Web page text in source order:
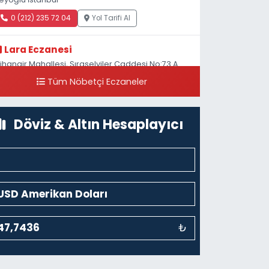
0 (212) 235 72 04 Yol Tarifi Al
Lara Eczanesi
Mahallesi, Sıraselviler Caddesi No:73 A
Tüm Nöbetçi Eczaneler
Döviz & Altın Hesaplayıcı
₺